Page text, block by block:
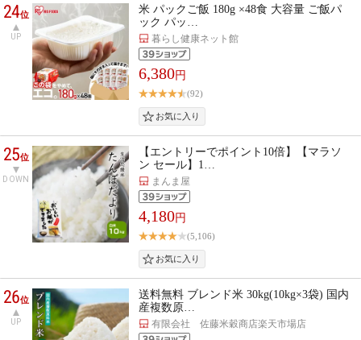
24位
UP
米 パックご飯 180g ×48食 大容量 ご飯パ
ック パッ…
暮らし健康ネット館
6,380円
(92)
25位
DOWN
【エントリーでポイント10倍】【マラソ
ン セール】1…
まんま屋
4,180円
(5,106)
26位
UP
送料無料 ブレンド米 30kg(10kg×3袋) 国内
産複数原…
有限会社 佐藤米穀商店楽天市場店